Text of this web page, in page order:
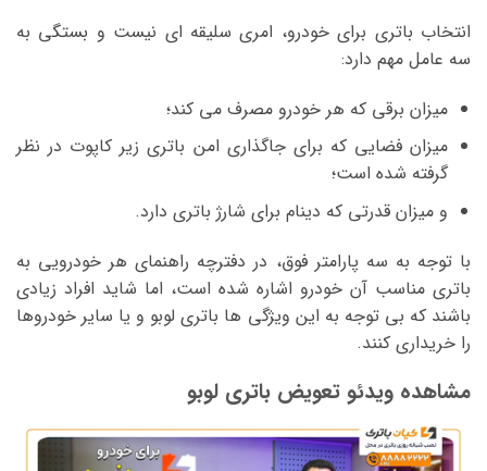
انتخاب باتری برای خودرو، امری سلیقه ای نیست و بستگی به
سه عامل مهم دارد:
میزان برقی که هر خودرو مصرف می کند؛
میزان فضایی که برای جاگذاری امن باتری زیر کاپوت در نظر
گرفته شده است؛
و میزان قدرتی که دینام برای شارژ باتری دارد.
با توجه به سه پارامتر فوق، در دفترچه راهنمای هر خودرویی به
باتری مناسب آن خودرو اشاره شده است، اما شاید افراد زیادی
باشند که بی توجه به این ویژگی ها باتری لوبو و یا سایر خودروها
را خریداری کنند.
مشاهده ویدئو تعویض باتری لوبو
نمایشگر
ویدیو